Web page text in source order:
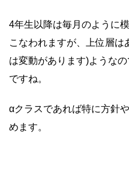
4年生以降は毎月のように
こなわれますが、上位層
は変動があります)ような
ですね。
αクラスであれば特に方針
めます。